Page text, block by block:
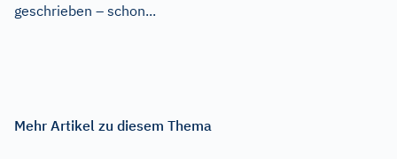
geschrieben – schon...
Mehr Artikel zu diesem Thema